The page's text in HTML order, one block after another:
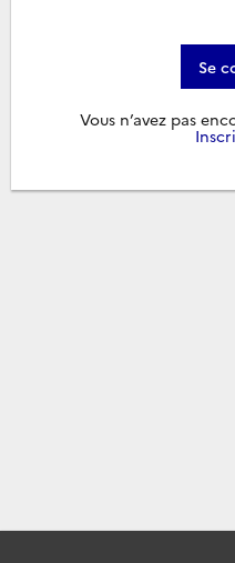
Se
Vous n’avez pas